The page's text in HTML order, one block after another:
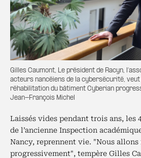
Gilles Caumont, Le président de Racyn,
acteurs nancéiens de la cybersécurité,
réhabilitation du bâtiment Cyberian
Jean-François Michel
Laissés vides pendant trois ans, les
de l’ancienne Inspection
Nancy, reprennent vie. "Nous
progressivement", tempère Gilles